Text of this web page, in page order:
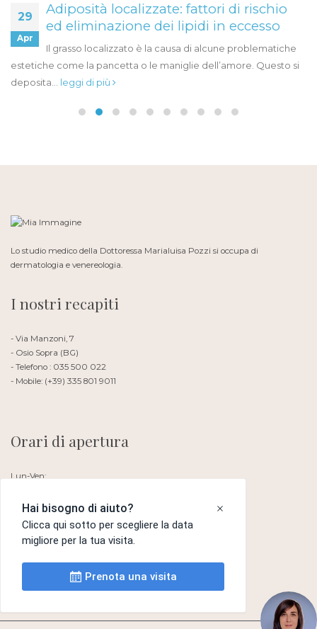
29
Apr
Adiposità localizzate: fattori di rischio
ed eliminazione dei lipidi in eccesso
Il grasso localizzato è la causa di alcune problematiche
estetiche come la pancetta o le maniglie dell’amore. Questo si
deposita... leggi di più
Lo studio medico della Dottoressa Marialuisa Pozzi si occupa di
dermatologia e venereologia.
I nostri recapiti
- Via Manzoni, 7
- Osio Sopra (BG)
- Telefono : 035 500 022
- Mobile: (+39) 335 801 9011
Orari di apertura
Lun-Ven:
Sabato e Domenica: Chiuso